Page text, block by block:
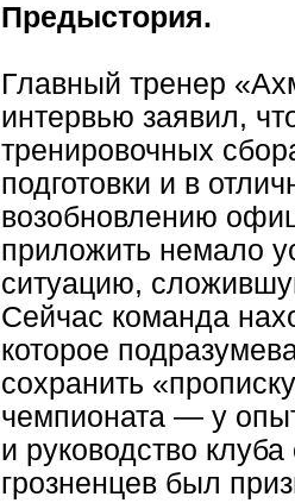
Предыстория.
Главный тренер
интервью заявил,
тренировочных
подготовки и в
возобновлению
приложить немало
ситуацию,
Сейчас команда
которое
сохранить
чемпионата — у
и руководство
грозненцев был